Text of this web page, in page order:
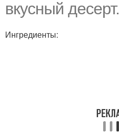
вкусный десерт.
Ингредиенты: